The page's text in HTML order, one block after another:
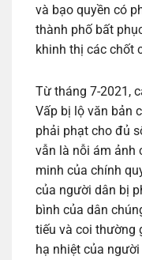
và bạo quyền có
thành phố bất
khinh thị các chốt
Từ tháng 7-2021,
Vấp bị lộ văn bản
phải phạt cho đủ
vẫn là nỗi ám ảnh
minh của chính
của người dân bị
bình của dân
tiếu và coi thường
hạ nhiệt của